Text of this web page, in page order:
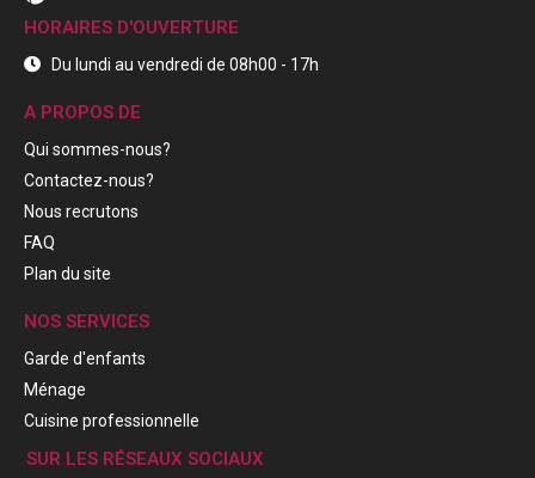
HORAIRES D'OUVERTURE
Du lundi au vendredi de 08h00 - 17h
A PROPOS DE
Qui sommes-nous?
Contactez-nous?
Nous recrutons
FAQ
Plan du site
NOS SERVICES
Garde d'enfants
Ménage
Cuisine professionnelle
SUR LES RÉSEAUX SOCIAUX